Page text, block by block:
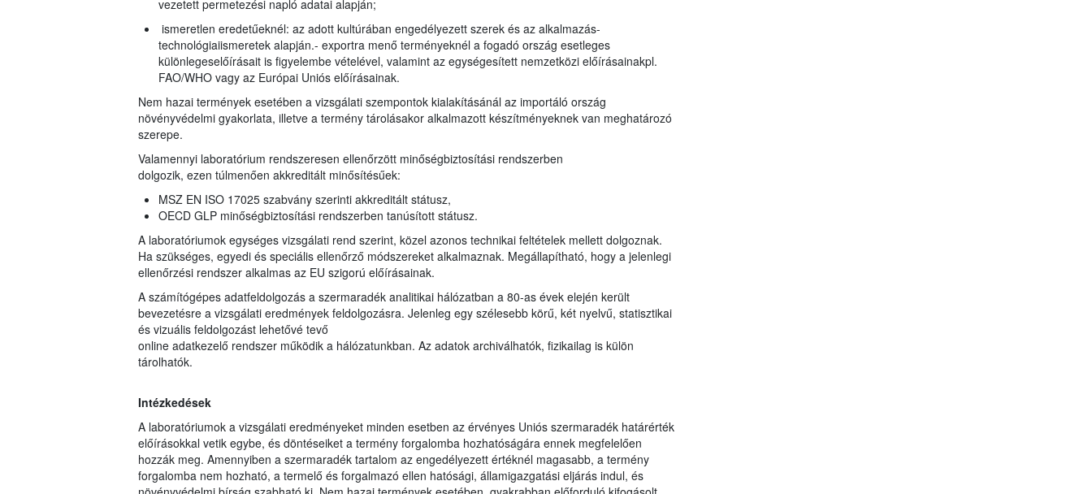
vezetett permetezési napló adatai alapján;
ismeretlen eredetűeknél: az adott kultúrában engedélyezett szerek és az alkalmazás-
technológiaiismeretek alapján.- exportra menő terményeknél a fogadó ország esetleges
különlegeselőírásait is figyelembe vételével, valamint az egységesített nemzetközi előírásainakpl.
FAO/WHO vagy az Európai Uniós előírásainak.
Nem hazai termények esetében a vizsgálati szempontok kialakításánál az importáló ország
növényvédelmi gyakorlata, illetve a termény tárolásakor alkalmazott készítményeknek van meghatározó
szerepe.
Valamennyi laboratórium rendszeresen ellenőrzött minőségbiztosítási rendszerben
dolgozik, ezen túlmenően akkreditált minősítésűek:
MSZ EN ISO 17025 szabvány szerinti akkreditált státusz,
OECD GLP minőségbiztosítási rendszerben tanúsított státusz.
A laboratóriumok egységes vizsgálati rend szerint, közel azonos technikai feltételek mellett dolgoznak.
Ha szükséges, egyedi és speciális ellenőrző módszereket alkalmaznak. Megállapítható, hogy a jelenlegi
ellenőrzési rendszer alkalmas az EU szigorú előírásainak.
A számítógépes adatfeldolgozás a szermaradék analitikai hálózatban a 80-as évek elején került
bevezetésre a vizsgálati eredmények feldolgozásra. Jelenleg egy szélesebb körű, két nyelvű, statisztikai
és vizuális feldolgozást lehetővé tevő
online adatkezelő rendszer működik a hálózatunkban. Az adatok archiválhatók, fizikailag is külön
tárolhatók.
Intézkedések
A laboratóriumok a vizsgálati eredményeket minden esetben az érvényes Uniós szermaradék határérték
előírásokkal vetik egybe, és döntéseiket a termény forgalomba hozhatóságára ennek megfelelően
hozzák meg. Amennyiben a szermaradék tartalom az engedélyezett értéknél magasabb, a termény
forgalomba nem hozható, a termelő és forgalmazó ellen hatósági, államigazgatási eljárás indul, és